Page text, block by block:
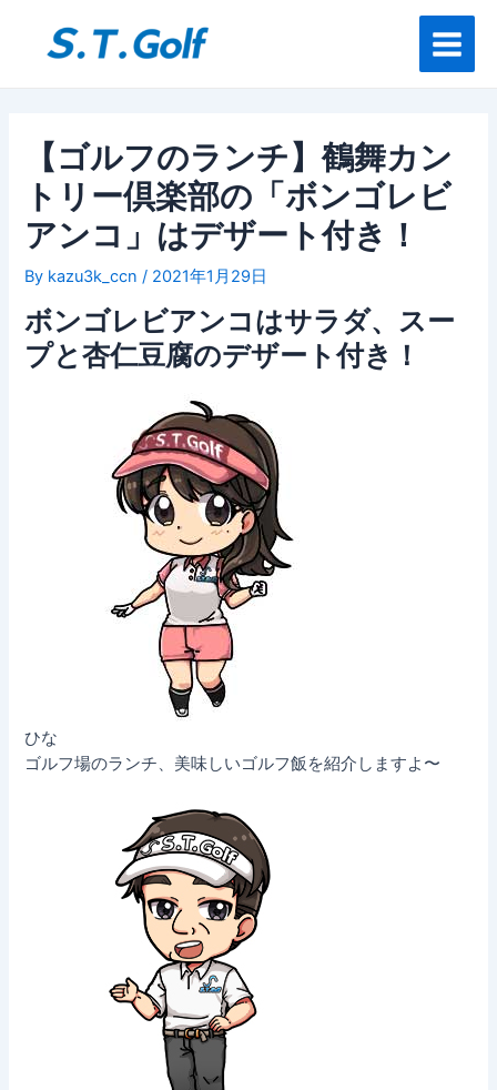
Main
Menu
【ゴルフのランチ】鶴舞カン
トリー倶楽部の「ボンゴレビ
アンコ」はデザート付き！
By kazu3k_ccn/ 2021年1月29日
ボンゴレビアンコはサラダ、スー
プと杏仁豆腐のデザート付き！
ひな
ゴルフ場のランチ、美味しいゴルフ飯を紹介しますよ〜
稿
ナ
シ
ョ
ン